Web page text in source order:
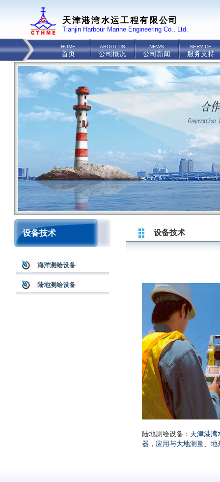
天津港湾水运工程有限公司
Tianjin Harbour Marine Engineering Co., Ltd.
HOME
首页
ABOUT US
公司概况
NEWS
公司新闻
SERVICE
服务支持
设备技术
海洋测绘设备
陆地测绘设备
设备技术
陆地测绘设备： 天津港湾
器，应用与大地测量、 地